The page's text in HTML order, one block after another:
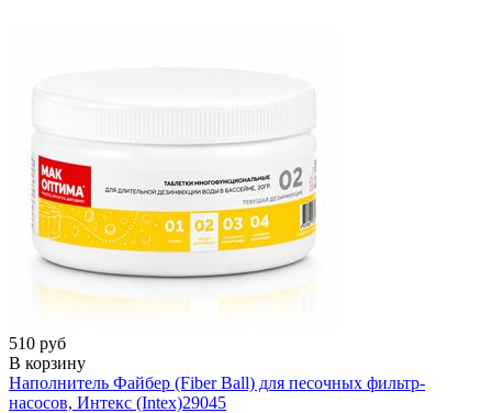
510 руб
В корзину
Наполнитель Файбер (Fiber Ball) для песочных фильтр-
насосов, Интекс (Intex)29045